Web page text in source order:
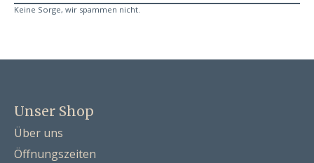
Keine Sorge, wir spammen nicht.
Unser Shop
Über uns
Öffnungszeiten